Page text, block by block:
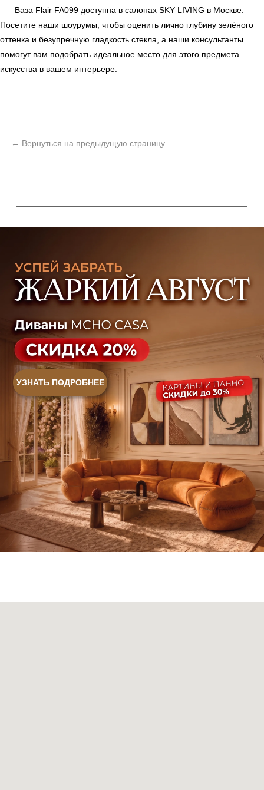
Ваза Flair FA099 доступна в салонах SKY LIVING в Москве.
Посетите наши шоурумы, чтобы оценить лично глубину зелёного
оттенка и безупречную гладкость стекла, а наши консультанты
помогут вам подобрать идеальное место для этого предмета
искусства в вашем интерьере.
Панели
Контакты
Оплата и доставка
Ковры
© 2026 Sky Living
Политика конфиденциальности
+7 (958) 202-41-41
+7 (499) 916-60-66
+7 (932) 021-99-97
+7 (499) 916-60-10,
Политика возврата товаров
Sales@skyliving.ru
Ежедневно, с 10:00 до 21:00
Telegram и YouTube ограничены на территории РФ
(на основании ФЗ-149 "Об информации")